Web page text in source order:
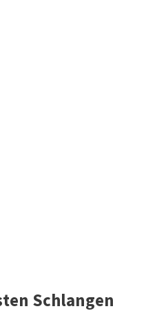
Schlangen